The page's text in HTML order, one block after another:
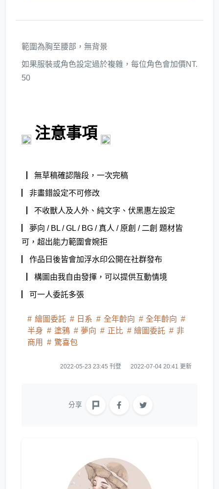
範圍為胸至腰部，無背景
如果服裝或角色設定過於複雜，每位角色會加價NT.
50
注意事項
▏無草稿確認階段，一次完稿
▏非畫錯設定不可修改
▏不收獸人及人外、純文字、伏黑惠左設定
▏夢向 / BL / GL / BG / 真人 / 原創 / 二創 題材皆
可，超出能力範圍會婉拒
▏作品日後皆會加浮水印公開在社群發布
▏構圖由我自由發揮，可以提供互動情境
▏可一人委託多張
繪圖委託 日系 全年齡向
全年齡向
半身
塗鴉 夢向 正比 繪圖委託
非
商用
驚喜包
2022-05-23 23:45 刊登 2022-07-04 20:41 更新
分享